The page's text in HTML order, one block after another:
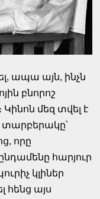
ապա այն, ինչն
բնորոշ
մեզ տվել է
տարբերակը՝
որը
հարյուր
կլիներ
հենց այս